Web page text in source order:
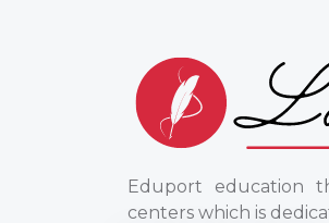
Eduport education
centers which is